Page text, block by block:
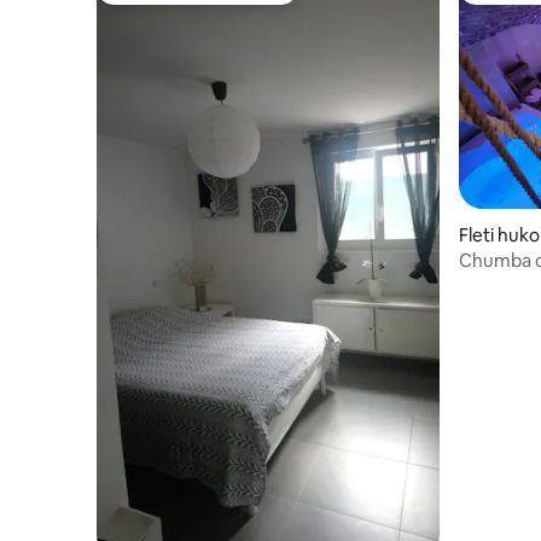
Fleti
Chumba